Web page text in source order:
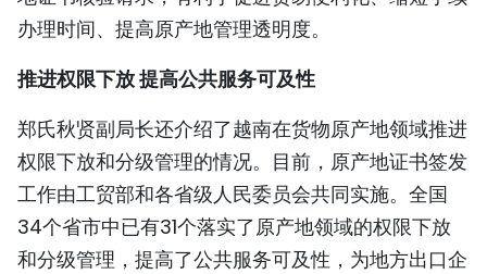
办理时间、提高原产地管理透明度。
推进权限下放 提高公共服务可及性
郑氏秋贤副局长还介绍了越南在货物原产地领域推进
权限下放和分级管理的情况。目前，原产地证书签发
工作由工贸部和各省级人民委员会共同实施。全国
34个省市中已有31个落实了原产地领域的权限下放
和分级管理，提高了公共服务可及性，为地方出口企